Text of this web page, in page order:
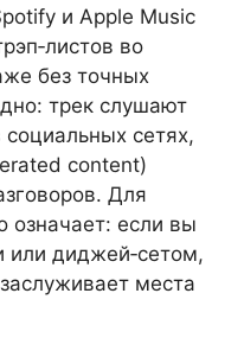
и Apple Music
во
без точных
трек слушают
сетях,
content)
Для
означает: если вы
или диджей‑сетом,
места